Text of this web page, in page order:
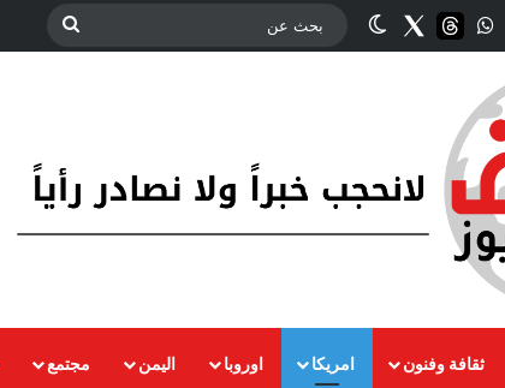
‫TikTokواتسابthreads
Twitterالوضع المظلم
ثقافة وفنون امريكا اوروبا اليمن مجتمع